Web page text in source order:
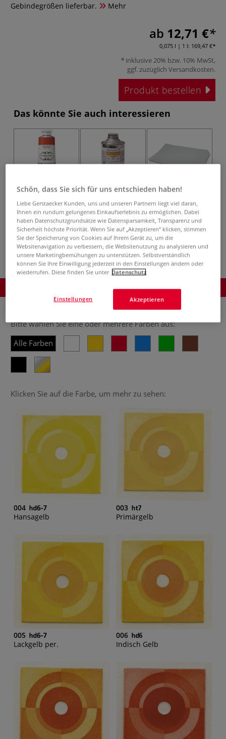
Gebindegrößen lieferbar.
Mehr
ab 12,71 €
0,075 l | 1 l: 169,47 €
inklusive 20% bzw. 10% MwSt,
ggf. zuzüglich Versandkosten.
Produkt bestellen
Das könnte Sie auch interessieren
57 Farben
CHARBONNEL
Kupferdruckfarben
GERSTAECKER
Kupferdruckfirnis
GERSTAECKER-
Schul-
Kupferdruckkarton
Produkt bestellen
Bitte wählen Sie eine oder mehrere Farben aus:
Alle Farben
Klicken Sie auf die Farbe, um mehr zu sehen:
004
Hansagelb
003
Primärgelb
005
Lackgelb per.
006
Indisch Gelb
Schön, dass Sie sich für uns entschieden haben!
Liebe Gerstaecker Kunden, uns und unseren Partnern liegt viel daran,
Ihnen ein rundum gelungenes Einkaufserlebnis zu ermöglichen. Dabei
haben Datenschutzgrundsätze wie Datensparsamkeit, Transparenz und
Sicherheit höchste Priorität. Wenn Sie auf „Akzeptieren“ klicken, stimmen
Sie der Speicherung von Cookies auf Ihrem Gerät zu, um die
Websitenavigation zu verbessern, die Websitenutzung zu analysieren und
unsere Marketingbemühungen zu unterstützen. Selbstverständlich
können Sie Ihre Einwilligung jederzeit in den Einstellungen ändern oder
wiederrufen. Diese finden Sie unter Datenschutz
Akzeptieren
Einstellungen